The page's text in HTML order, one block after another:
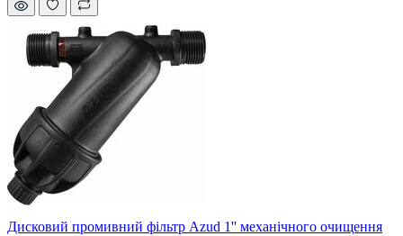
Дисковий промивний фільтр Azud 1'' механічного очищення